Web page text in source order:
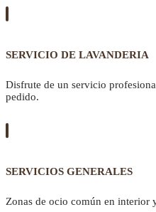
SERVICIO DE LAVANDERIA
Disfrute de un servicio
pedido.
SERVICIOS GENERALES
Zonas de ocio común en interior